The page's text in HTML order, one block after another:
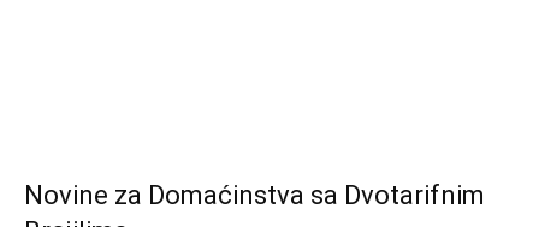
Novine za Domaćinstva sa Dvotarifnim